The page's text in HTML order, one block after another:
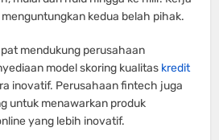
kedua belah pihak.
mendukung perusahaan
model skoring kualitas kredit
inovatif. Perusahaan fintech juga
untuk menawarkan produk
yang lebih inovatif.